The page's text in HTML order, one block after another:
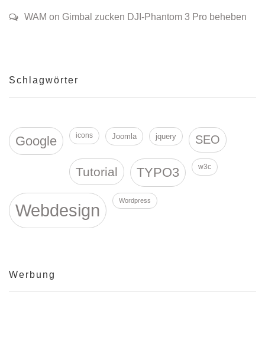
WAM on Gimbal zucken DJI-Phantom 3 Pro beheben
Schlagwörter
Google icons Joomla jquery SEO
Tutorial TYPO3 w3c
Webdesign Wordpress
Werbung